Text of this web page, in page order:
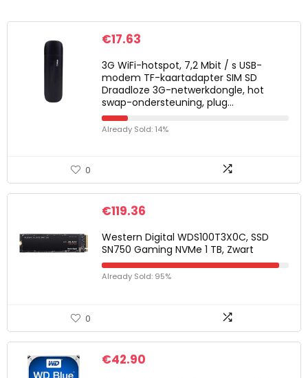
€17.63
3G WiFi-hotspot, 7,2 Mbit / s USB-
modem TF-kaartadapter SIM SD
Draadloze 3G-netwerkdongle, hot
swap-ondersteuning, plug…
Already Sold: 14%
0
€119.36
Western Digital WDS100T3X0C, SSD
SN750 Gaming NVMe 1 TB, Zwart
Already Sold: 95%
0
€42.90